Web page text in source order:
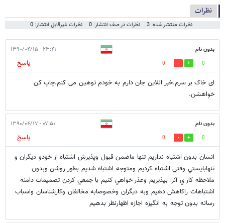
نظرات
نظرات منتشر شده: 3 نظرات در صف انتشار: 0 نظرات غیرقابل انتشار: 0
بدون نام ۲۳:۴۱ - ۱۳۹۰/۰۴/۱۵
0
0
پاسخ
ای خاک بر سرم.خبر انلاین جان دارم به خودم توهین می کنم.چاپ کن
خواهشن.
بدون نام ۰۷:۵۰ - ۱۳۹۰/۰۴/۱۷
0
0
پاسخ
انسان بدون اشتباه نداريم تنها ماضمن قبول وپذيرش اشتباه از خودو ديگران و
تنهابايستي وقتي اشتباه كرديم ومتوجه اشتباه شديم بطور روشن وبدون
ملاحظه كار ي آنرا بپذيريم وعذر خواهي كنيم با جمعي كردن تصميمات دامنه
اشتباهات راكاهش دهيم وبه ديگران وخصوصابه مخالفان وكارشناسان واسباب
رسانه بدون توجه به انگيزه اجازه اظهارنظر بدهيم